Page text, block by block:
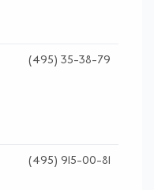
(495) 35-38-79
(495) 915-00-81